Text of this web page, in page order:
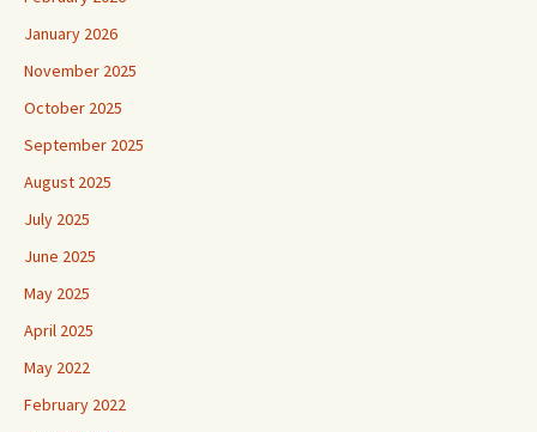
January 2026
November 2025
October 2025
September 2025
August 2025
July 2025
June 2025
May 2025
April 2025
May 2022
February 2022